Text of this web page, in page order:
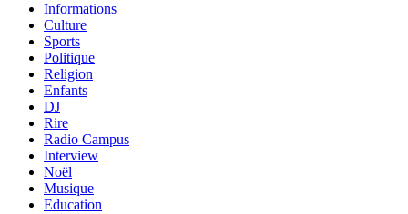
Informations
Culture
Sports
Politique
Religion
Enfants
DJ
Rire
Radio Campus
Interview
Noël
Musique
Education